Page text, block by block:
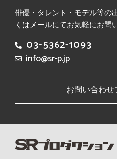
俳優・タレント・モデル等の
くはメールにてお気軽にお問
03-5362-1093
info@sr-p.jp
お問い合わせ